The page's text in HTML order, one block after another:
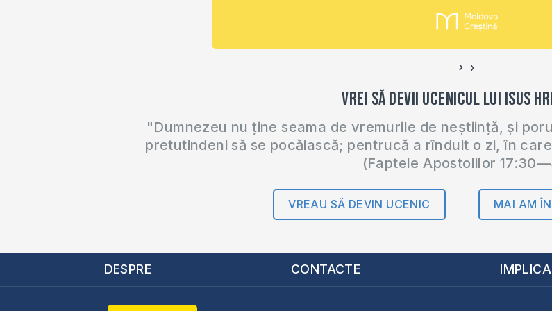
‹ ›
Vrei să devii ucenicul lui Isus
"Dumnezeu nu ține seama de vremurile de neștiință, și
pretutindeni să se pocăiască; pentrucă a rînduit o zi, în
(Faptele Apostolilor
VREAU SĂ DEVIN UCENIC MAI AM
DESPRE CONTACTE